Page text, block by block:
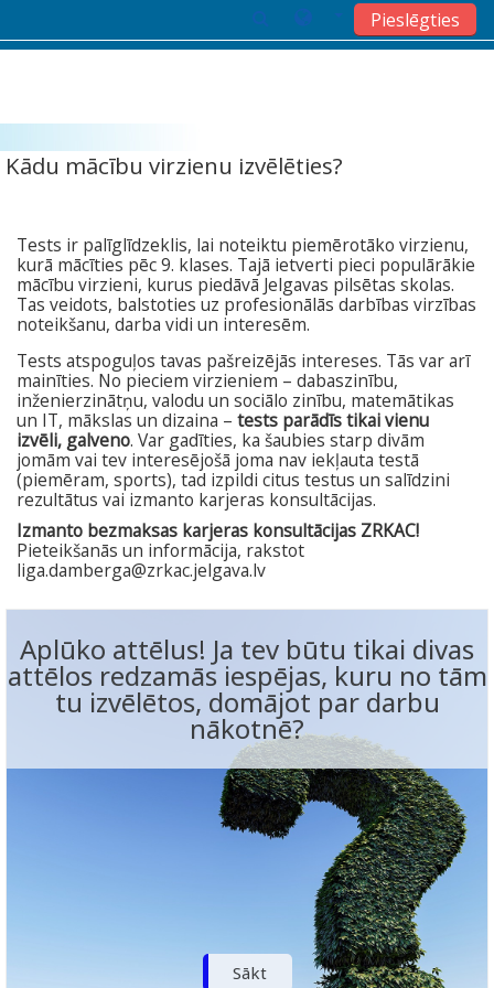
Pieslēgties
Kādu mācību virzienu izvēlēties?
Tests ir palīglīdzeklis, lai noteiktu piemērotāko virzienu,
kurā mācīties pēc 9. klases. Tajā ietverti pieci populārākie
mācību virzieni, kurus piedāvā Jelgavas pilsētas skolas.
Tas veidots, balstoties uz profesionālās darbības virzības
noteikšanu, darba vidi un interesēm.
Tests atspoguļos tavas pašreizējās intereses. Tās var arī
mainīties. No pieciem virzieniem – dabaszinību,
inženierzinātņu, valodu un sociālo zinību, matemātikas
un IT, mākslas un dizaina – tests parādīs tikai vienu
izvēli, galveno. Var gadīties, ka šaubies starp divām
jomām vai tev interesējošā joma nav iekļauta testā
(piemēram, sports), tad izpildi citus testus un salīdzini
rezultātus vai izmanto karjeras konsultācijas.
Izmanto bezmaksas karjeras konsultācijas ZRKAC!
Pieteikšanās un informācija, rakstot
liga.damberga@zrkac.jelgava.lv